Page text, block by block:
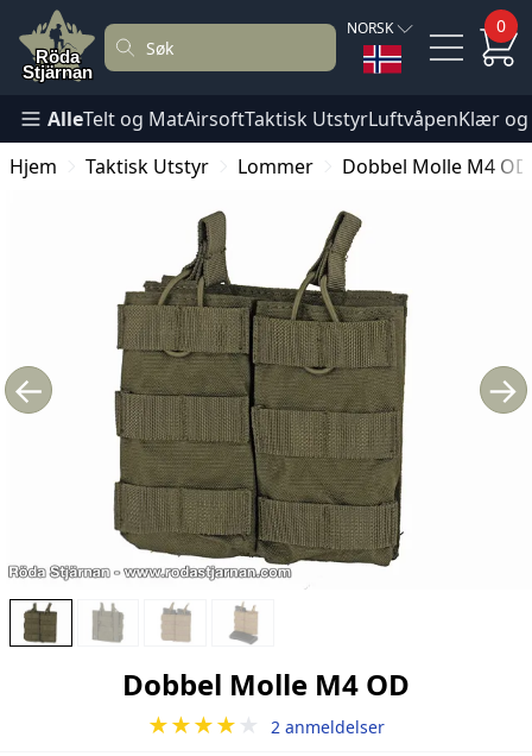
NORSK 0
AlleTelt og MatAirsoftTaktisk UtstyrLuftvåpenKlær
Hjem
Taktisk Utstyr Lommer Dobbel Molle M4 OD
← →
Dobbel Molle M4 OD
★★★★ ★ 2 anmeldelser